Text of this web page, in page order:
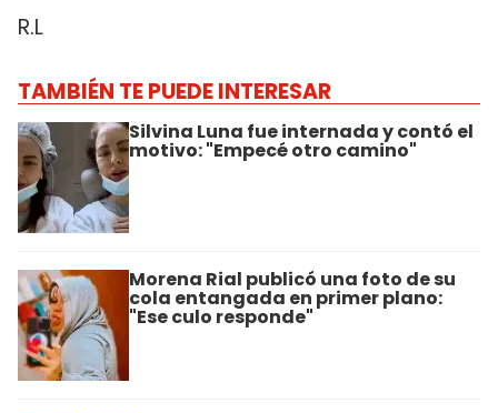
R.L
TAMBIÉN TE PUEDE INTERESAR
Silvina Luna fue internada y contó el
motivo: "Empecé otro camino"
Morena Rial publicó una foto de su
cola entangada en primer plano:
"Ese culo responde"